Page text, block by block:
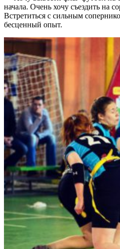
начала. Очень хочу съездить на
Встретиться с сильным
бесценный опыт.